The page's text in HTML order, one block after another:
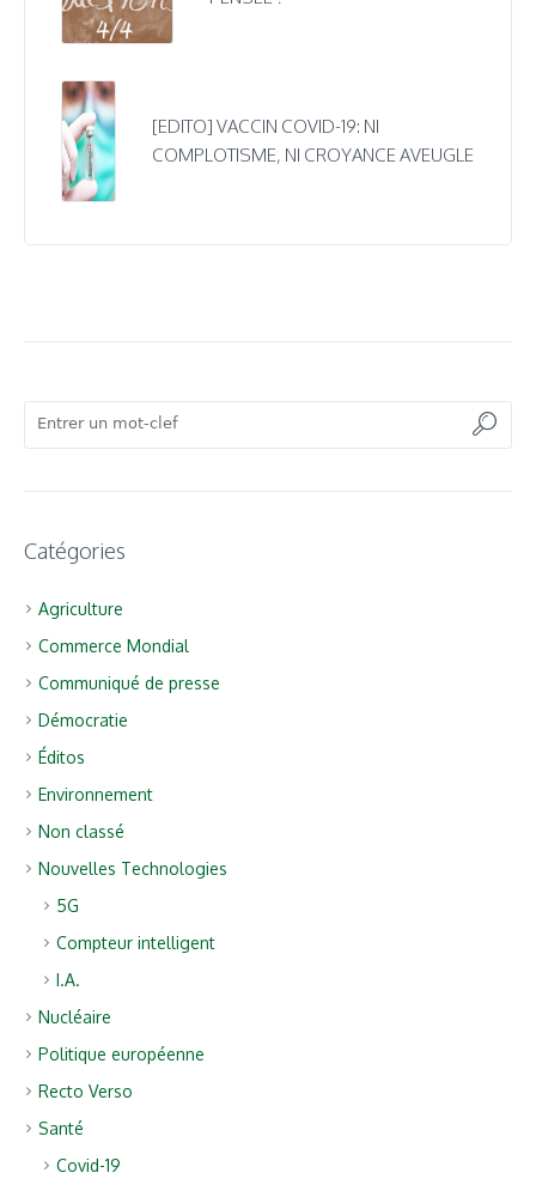
[EDITO] VACCIN COVID-19: NI
COMPLOTISME, NI CROYANCE AVEUGLE
Catégories
Agriculture
Commerce Mondial
Communiqué de presse
Démocratie
Éditos
Environnement
Non classé
Nouvelles Technologies
5G
Compteur intelligent
I.A.
Nucléaire
Politique européenne
Recto Verso
Santé
Covid-19